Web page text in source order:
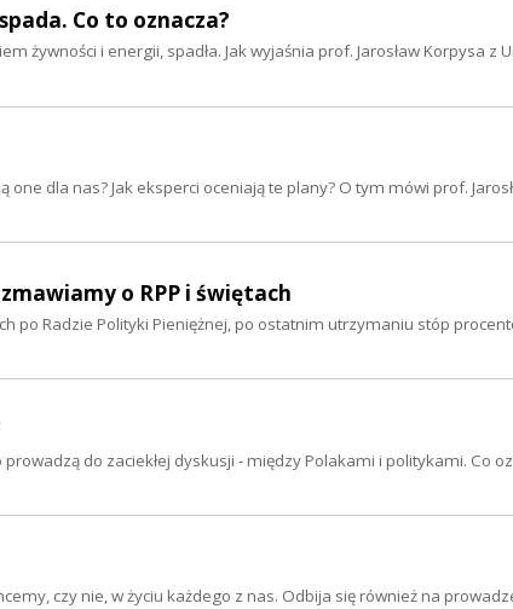
Co to oznacza?
żywności i energii, spadła. Jak wyjaśnia prof. Jarosław Korpysa z
dla nas? Jak eksperci oceniają te plany? O tym mówi prof.
o RPP i świętach
po Radzie Polityki Pieniężnej, po ostatnim utrzymaniu stóp
do zaciekłej dyskusji - między Polakami i politykami. Co
czy nie, w życiu każdego z nas. Odbija się również na